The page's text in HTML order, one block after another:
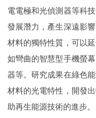
電電極和光偵測器等科
發展潛力，產生深遠影
材料的獨特性質，可以
如彎曲的智慧型手機螢
器等。研究成果在綠色
材料的光電特性，開發
助再生能源技術的進步。